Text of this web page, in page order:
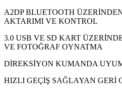
A2DP BLUETOOTH
AKTARIMI VE KONTROL
3.0 USB VE SD KART
VE FOTOĞRAF OYNATMA
DİREKSİYON KUMANDA
HIZLI GEÇİŞ SAĞLAYAN GERİ